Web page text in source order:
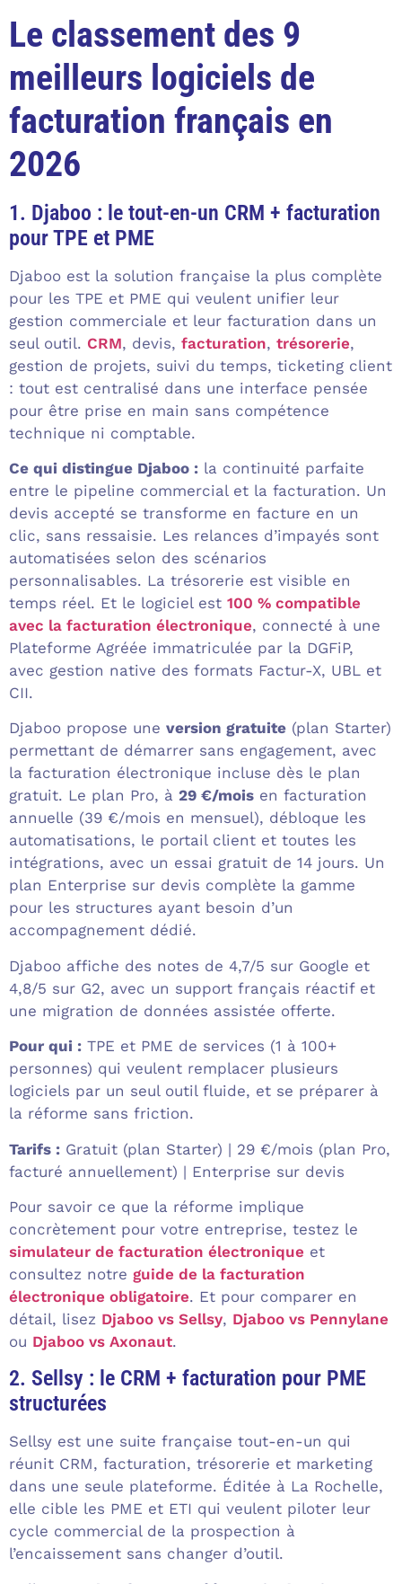
Le classement des 9
meilleurs logiciels de
facturation français en
2026
1. Djaboo : le tout-en-un CRM + facturation
pour TPE et PME
Djaboo est la solution française la plus complète
pour les TPE et PME qui veulent unifier leur
gestion commerciale et leur facturation dans un
seul outil. CRM, devis, facturation, trésorerie,
gestion de projets, suivi du temps, ticketing client
: tout est centralisé dans une interface pensée
pour être prise en main sans compétence
technique ni comptable.
Ce qui distingue Djaboo : la continuité parfaite
entre le pipeline commercial et la facturation. Un
devis accepté se transforme en facture en un
clic, sans ressaisie. Les relances d’impayés sont
automatisées selon des scénarios
personnalisables. La trésorerie est visible en
temps réel. Et le logiciel est 100 % compatible
avec la facturation électronique, connecté à une
Plateforme Agréée immatriculée par la DGFiP,
avec gestion native des formats Factur-X, UBL et
CII.
Djaboo propose une version gratuite (plan Starter)
permettant de démarrer sans engagement, avec
la facturation électronique incluse dès le plan
gratuit. Le plan Pro, à 29 €/mois en facturation
annuelle (39 €/mois en mensuel), débloque les
automatisations, le portail client et toutes les
intégrations, avec un essai gratuit de 14 jours. Un
plan Enterprise sur devis complète la gamme
pour les structures ayant besoin d’un
accompagnement dédié.
Djaboo affiche des notes de 4,7/5 sur Google et
4,8/5 sur G2, avec un support français réactif et
une migration de données assistée offerte.
Pour qui : TPE et PME de services (1 à 100+
personnes) qui veulent remplacer plusieurs
logiciels par un seul outil fluide, et se préparer à
la réforme sans friction.
Tarifs : Gratuit (plan Starter) | 29 €/mois (plan Pro,
facturé annuellement) | Enterprise sur devis
Pour savoir ce que la réforme implique
concrètement pour votre entreprise, testez le
simulateur de facturation électronique et
consultez notre guide de la facturation
électronique obligatoire. Et pour comparer en
détail, lisez Djaboo vs Sellsy, Djaboo vs Pennylane
ou Djaboo vs Axonaut.
2. Sellsy : le CRM + facturation pour PME
structurées
Sellsy est une suite française tout-en-un qui
réunit CRM, facturation, trésorerie et marketing
dans une seule plateforme. Éditée à La Rochelle,
elle cible les PME et ETI qui veulent piloter leur
cycle commercial de la prospection à
l’encaissement sans changer d’outil.